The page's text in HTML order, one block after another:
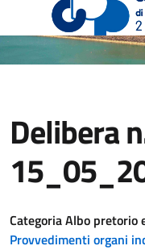
Delibera
Categoria Albo pretorio
Provvedimenti organi